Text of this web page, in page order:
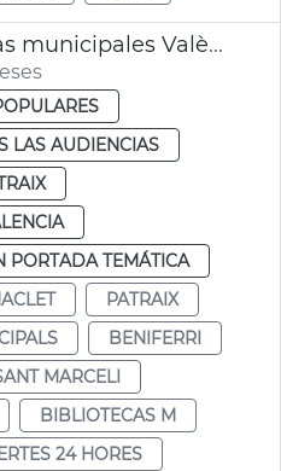
Apertura bibliotecas municipales València 24 horas por exámenes
LAS AUDIENCIAS
PORTADA TEMÁTICA
PATRAIX
BENIFERRI
MARCELI
BIBLIOTECAS M
24 HORES